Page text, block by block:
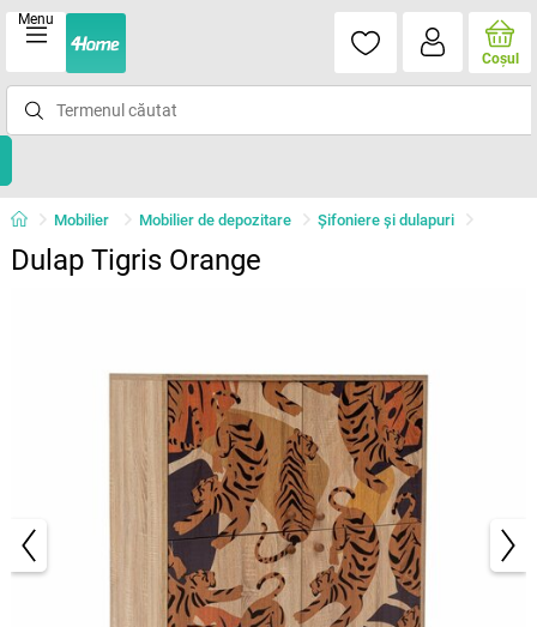
Menu
Coşul
Mobilier Mobilier de depozitare Șifoniere și dulapuri
Dulap Tigris Orange